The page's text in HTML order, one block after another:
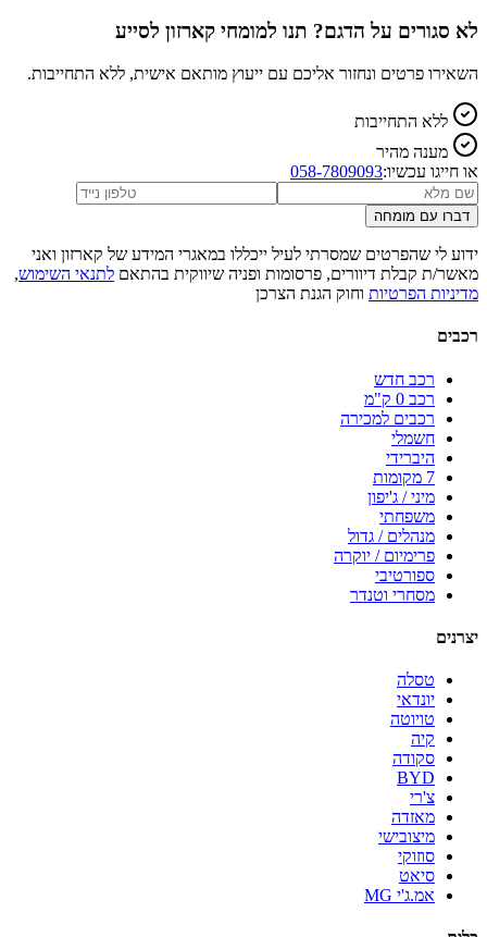
לא סגורים על הדגם? תנו למומחי קארזון לסייע
השאירו פרטים ונחזור אליכם עם ייעוץ מותאם אישית, ללא התחייבות.
ללא התחייבות
מענה מהיר
או חייגו עכשיו:058-7809093
דברו עם מומחה
ידוע לי שהפרטים שמסרתי לעיל ייכללו במאגרי המידע של קארזון ואני
מאשר/ת קבלת דיוורים, פרסומות ופניה שיווקית בהתאם לתנאי השימוש,
מדיניות הפרטיות וחוק הגנת הצרכן
רכבים
רכב חדש
רכב 0 ק"מ
רכבים למכירה
חשמלי
היברידי
7 מקומות
מיני / ג'יפון
משפחתי
מנהלים / גדול
פרימיום / יוקרה
ספורטיבי
מסחרי וטנדר
יצרנים
טסלה
יונדאי
טויוטה
קיה
סקודה
BYD
צ'רי
מאזדה
מיצובישי
סוזוקי
סיאט
אמ.ג'י MG